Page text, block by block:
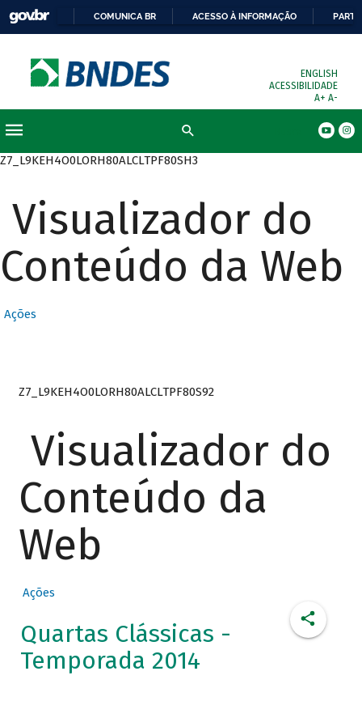
COMUNICA BR ACESSO À INFORMAÇÃO
ENGLISH
ACESSIBILIDADE
A+ A-
Z7_L9KEH4O0LORH80ALCLTPF80SH3
Visualizador do
Conteúdo da Web
Ações
Z7_L9KEH4O0LORH80ALCLTPF80S92
Visualizador do
Conteúdo da
Web
Ações
Quartas Clássicas -
Temporada 2014